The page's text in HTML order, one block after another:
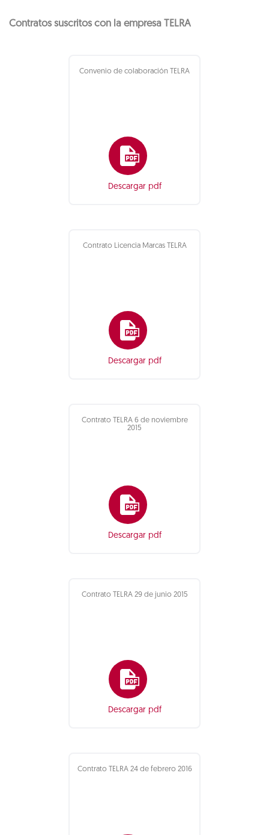
Contratos suscritos con la empresa TELRA
Convenio de colaboración TELRA
Descargar pdf
Contrato Licencia Marcas TELRA
Descargar pdf
Contrato TELRA 6 de noviembre
2015
Descargar pdf
Contrato TELRA 29 de junio 2015
Descargar pdf
Contrato TELRA 24 de febrero 2016